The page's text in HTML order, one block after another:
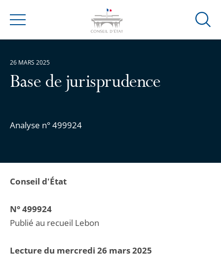
Menu
Ouvrir
Base de jurisprudence
Analyse n° 499924
26 MARS 2025
Conseil d'État
N° 499924
Publié au recueil Lebon
Lecture du mercredi 26 mars 2025